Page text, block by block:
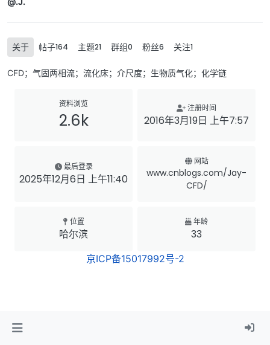
关于 帖子164 主题21 群组0 粉丝6 关注1
CFD；气固两相流；流化床；介尺度；生物质气化；化学链
资料浏览
2.6k
注册时间
2016年3月19日 上午7:57
最后登录
2025年12月6日 上午11:40
网站
www.cnblogs.com/Jay-
CFD/
位置
哈尔滨
年龄
33
京ICP备15017992号-2